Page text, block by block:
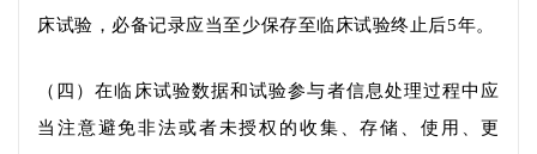
床试验，必备记录应当至少保存至临床试验终止后5年。
（四）在临床试验数据和试验参与者信息处理过程中应
当注意避免非法或者未授权的收集、存储、使用、更